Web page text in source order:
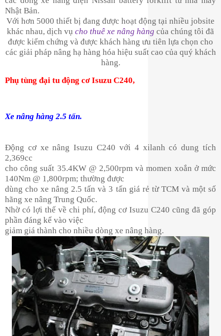
Nhật Bản.
Với hơn 5000 thiết bị đang được hoạt động tại nhiều jobsite
khác nhau, dịch vụ cho thuê xe nâng hàng của chúng tôi đã
được kiểm chứng và được khách hàng ưu tiên lựa chọn cho
các giải pháp nâng hạ hàng hóa hiệu suất cao của quý khách
hàng.
Phụ tùng đại tu động cơ Isuzu C240,
Xe nâng hàng 2.5 tấn.
Động cơ xe nâng Isuzu C240 với 4 xilanh có dung tích
2,369cc
cho công suất 35.4KW @ 2,500rpm và momen xoắn ở mức
140Nm @ 1,800rpm; thường được
dùng cho xe nâng 2.5 tấn và 3 tấn giá rẻ từ TCM và một số
hãng xe nâng Trung Quốc.
Nhờ có lợi thế về chi phí, động cơ Isuzu C240 cũng đã góp
phần đáng kể vào việc
giảm giá thành cho nhiều dòng xe nâng hàng.